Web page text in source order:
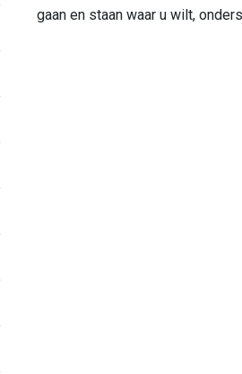
gaan en staan waar u wilt,